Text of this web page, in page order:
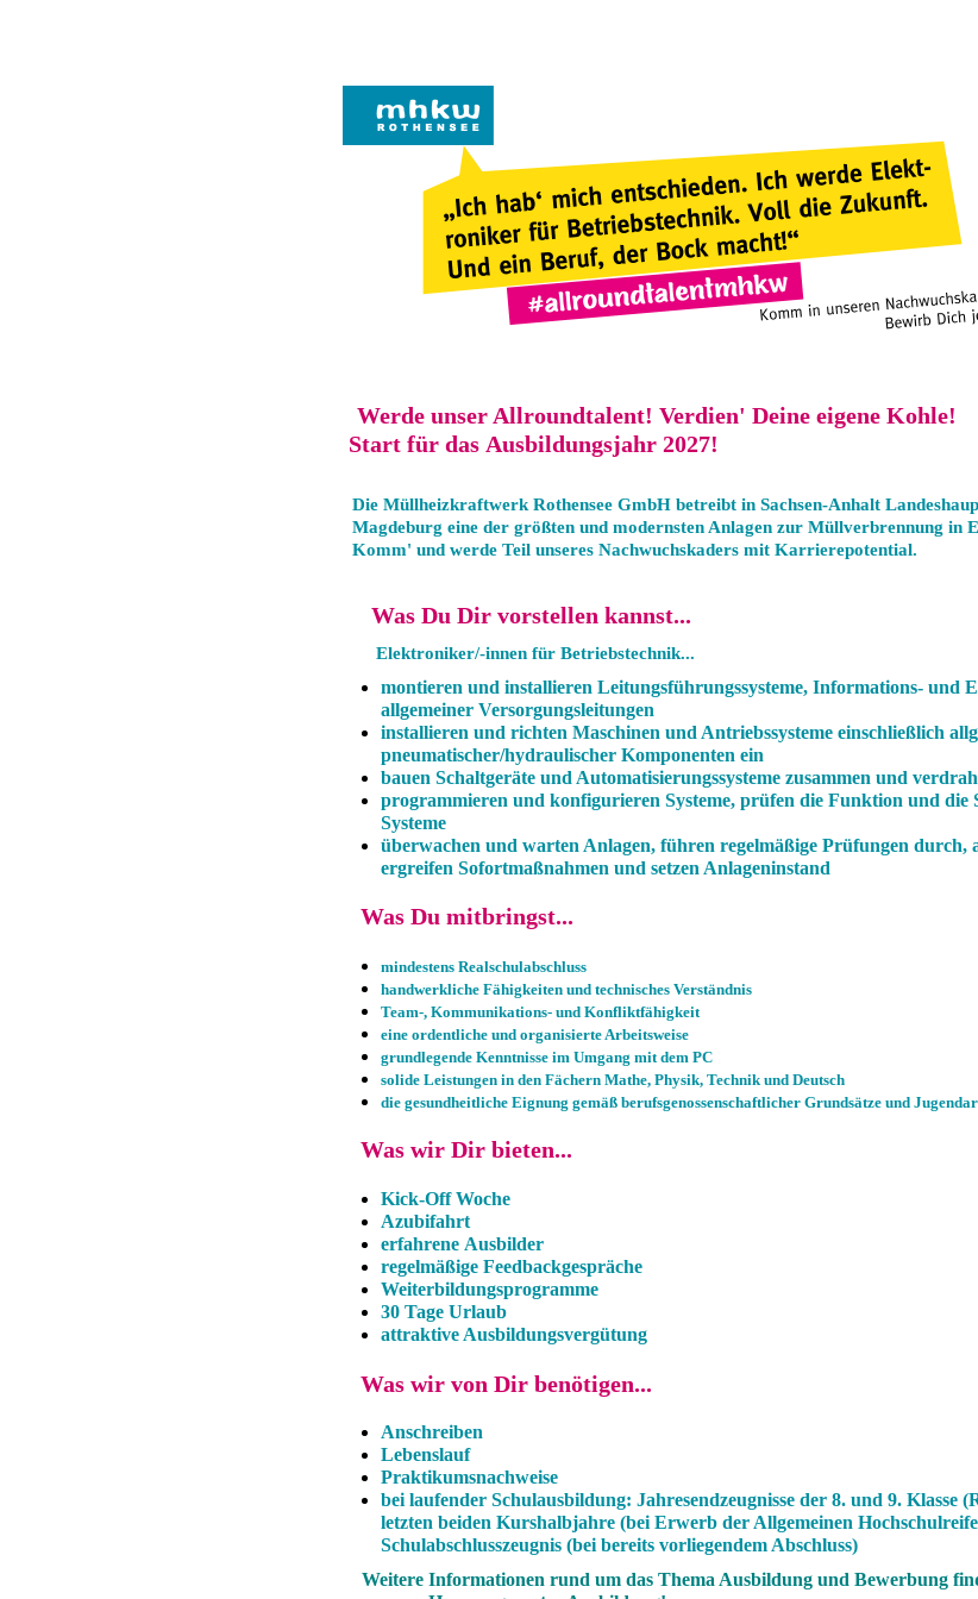
Werde unser Allroundtalent! Verdien' Deine eigene Kohle!
Start für das Ausbildungsjahr 2027!
Die Müllheizkraftwerk Rothensee GmbH betreibt in Sachsen-Anhalt
Magdeburg eine der größten und modernsten Anlagen zur Müllverbrennung in
Komm' und werde Teil unseres Nachwuchskaders mit Karrierepotential.
Was Du Dir vorstellen kannst...
Elektroniker/-innen für Betriebstechnik...
montieren und installieren Leitungsführungssysteme, Informations- und
allgemeiner Versorgungsleitungen
installieren und richten Maschinen und Antriebssysteme einschließlich
pneumatischer/hydraulischer Komponenten ein
bauen Schaltgeräte und Automatisierungssysteme zusammen und
programmieren und konfigurieren Systeme, prüfen die Funktion und die
Systeme
überwachen und warten Anlagen, führen regelmäßige Prüfungen durch,
ergreifen Sofortmaßnahmen und setzen Anlageninstand
Was Du mitbringst...
mindestens Realschulabschluss
handwerkliche Fähigkeiten und technisches Verständnis
Team-, Kommunikations- und Konfliktfähigkeit
eine ordentliche und organisierte Arbeitsweise
grundlegende Kenntnisse im Umgang mit dem PC
solide Leistungen in den Fächern Mathe, Physik, Technik und Deutsch
die gesundheitliche Eignung gemäß berufsgenossenschaftlicher Grundsätze und
Was wir Dir bieten...
Kick-Off Woche
Azubifahrt
erfahrene Ausbilder
regelmäßige Feedbackgespräche
Weiterbildungsprogramme
30 Tage Urlaub
attraktive Ausbildungsvergütung
Was wir von Dir benötigen...
Anschreiben
Lebenslauf
Praktikumsnachweise
bei laufender Schulausbildung: Jahresendzeugnisse der 8. und 9. Klasse
letzten beiden Kurshalbjahre (bei Erwerb der Allgemeinen
Schulabschlusszeugnis (bei bereits vorliegendem Abschluss)
Weitere Informationen rund um das Thema Ausbildung und Bewerbung